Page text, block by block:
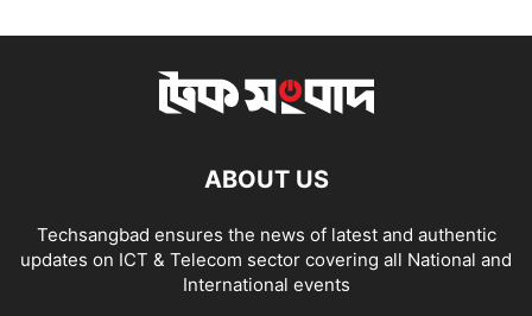
ABOUT US
Techsangbad ensures the news of latest and authentic
updates on ICT & Telecom sector covering all National and
International events